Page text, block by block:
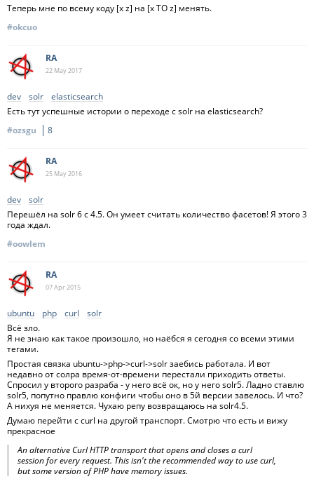
Теперь мне по всему коду [x z] на [x TO z] менять.
#okcuo
RA
22 May2017
dev solr
elasticsearch
Есть тут успешные истории о переходе с solr на elasticsearch?
#ozsgu
8
RA
25 May2016
dev
solr
Перешёл на solr 6 с 4.5. Он умеет считать количество фасетов! Я этого 3
года ждал.
#oowlem
RA
07 Apr2015
ubuntu php curl
solr
Всё зло.
Я не знаю как такое произошло, но наёбся я сегодня со всеми этими
тегами.
Простая связка ubuntu->php->curl->solr заебись работала. И вот
недавно от солра время-от-времени перестали приходить ответы.
Спросил у второго разраба - у него всё ок, но у него solr5. Ладно ставлю
solr5, попутно правлю конфиги чтобы оно в 5й версии завелось. И что?
А нихуя не меняется. Чухаю репу возвращаюсь на solr4.5.
Думаю перейти с curl на другой транспорт. Смотрю что есть и вижу
прекрасное
An alternative Curl HTTP transport that opens and closes a curl
session for every request. This isn't the recommended way to use curl,
but some version of PHP have memory issues.